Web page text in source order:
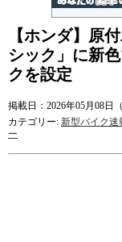
【ホンダ】原
シック」に新
クを設定
掲載日：2026年05月08日（
カテゴリー: 新型バイク速
ー